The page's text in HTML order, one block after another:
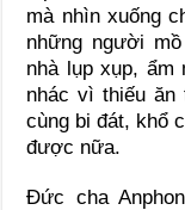
mà nhìn xuống
những người
nhà lụp xụp, ẩm
nhác vì thiếu ăn
cùng bi đát, khổ
được nữa.
Đức cha